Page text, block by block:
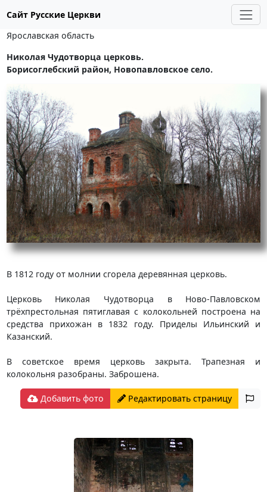
Сайт Русские Церкви
Ярославская область
Николая Чудотворца церковь.
Борисоглебский район, Новопавловское село.
В 1812 году от молнии сгорела деревянная церковь.
Церковь Николая Чудотворца в Ново-Павловском
трёхпрестольная пятиглавая с колокольней построена на
средства прихожан в 1832 году. Приделы Ильинский и
Казанский.
В советское время церковь закрыта. Трапезная и
колокольня разобраны. Заброшена.
Добавить фото Редактировать страницу